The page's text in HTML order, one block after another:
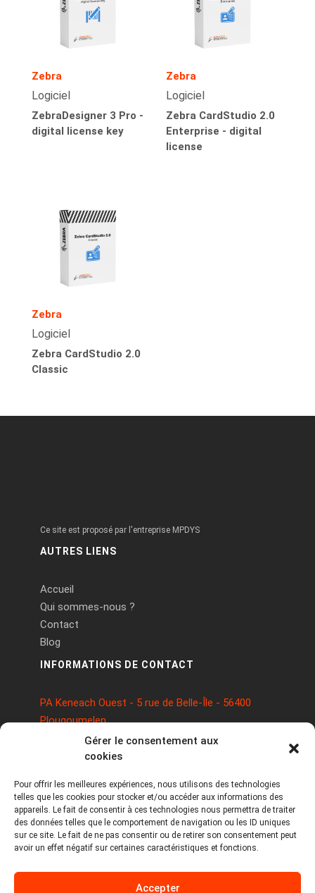
Gérer le consentement aux
cookies
Pour offrir les meilleures expériences, nous utilisons des technologies
telles que les cookies pour stocker et/ou accéder aux informations des
appareils. Le fait de consentir à ces technologies nous permettra de traiter
des données telles que le comportement de navigation ou les ID uniques
sur ce site. Le fait de ne pas consentir ou de retirer son consentement peut
avoir un effet négatif sur certaines caractéristiques et fonctions.
Accepter
Zebra
Logiciel
ZebraDesigner 3 Pro -
digital license key
Zebra
Logiciel
Zebra CardStudio 2.0
Enterprise - digital
license
Zebra
Logiciel
Zebra CardStudio 2.0
Classic
Ce site est proposé par l'entreprise MPDYS
AUTRES LIENS
Accueil
Qui sommes-nous ?
Contact
Blog
INFORMATIONS DE CONTACT
PA Keneach Ouest - 5 rue de Belle-Île - 56400
Plougoumelen
contact@logiciels-etiquettes.com
09 71 37 25 93
Copyright © 2026 Tous droits réservés -